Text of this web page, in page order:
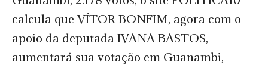
calcula que VÍTOR BONFIM, agora com o
apoio da deputada IVANA BASTOS,
aumentará sua votação em Guanambi,